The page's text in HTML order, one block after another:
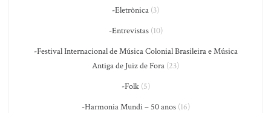
-Eletrônica (3)
-Entrevistas(10)
-Festival Internacional de Música Colonial Brasileira e Música
Antiga de Juiz de Fora (23)
-Folk(5)
-Harmonia Mundi – 50 anos(16)